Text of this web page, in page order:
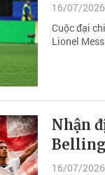
16/07/
Cuộc đại
Lionel
Nhận
16/07/